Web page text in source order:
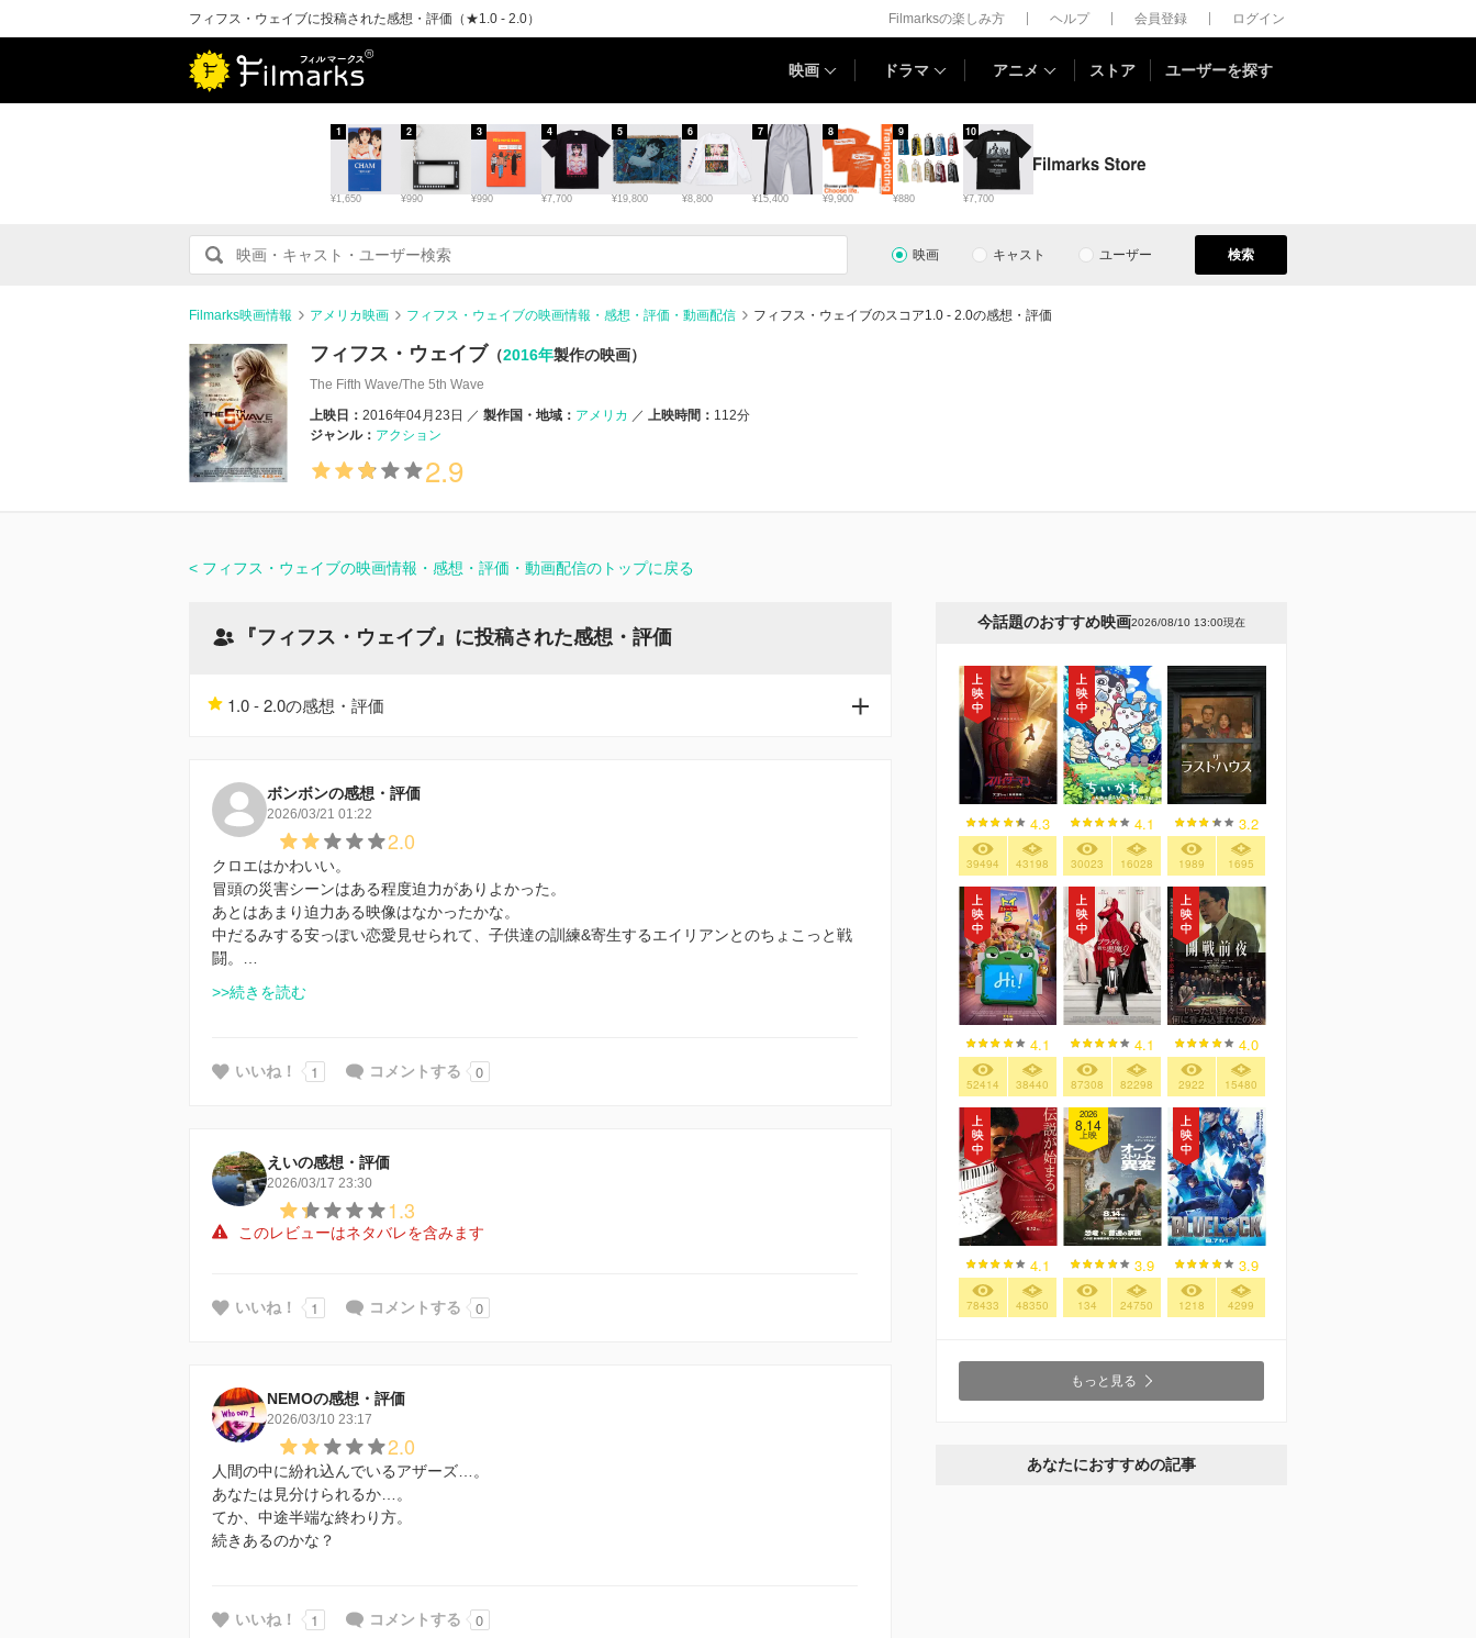
フィフス・ウェイブに投稿された感想・評価（★1.0 - 2.0） Filmarksの楽しみ方 ヘルプ 会員登録 ログイン
映画 ドラマ アニメ ストア ユーザーを探す
¥1,650
1
¥990
2
¥990
3
¥7,700
4
¥19,800
5
¥8,800
6
¥15,400
7
¥9,900
8
¥880
9
¥7,700
10
映画 キャスト ユーザー 検索
Filmarks映画情報 アメリカ映画 フィフス・ウェイブの映画情報・感想・評価・動画配信 フィフス・ウェイブのスコア1.0 - 2.0の感想・評価
フィフス・ウェイブ （2016年製作の映画）
The Fifth Wave/The 5th Wave
上映日： 2016年04月23日 製作国・地域： アメリカ 上映時間： 112分
ジャンル： アクション
2.9
フィフス・ウェイブの映画情報・感想・評価・動画配信のトップに戻る
『フィフス・ウェイブ』に投稿された感想・評価
1.0 - 2.0の感想・評価
ボンボンの感想・評価
2026/03/21 01:22
2.0
クロエはかわいい。
冒頭の災害シーンはある程度迫力がありよかった。
あとはあまり迫力ある映像はなかったかな。
中だるみする安っぽい恋愛見せられて、子供達の訓練&寄生するエイリアンとのちょこっと戦
闘。…
>>続きを読む
いいね！ 1 コメントする 0
えいの感想・評価
2026/03/17 23:30
1.3
このレビューはネタバレを含みます
いいね！ 1 コメントする 0
NEMOの感想・評価
2026/03/10 23:17
2.0
人間の中に紛れ込んでいるアザーズ…。
あなたは見分けられるか…。
てか、中途半端な終わり方。
続きあるのかな？
いいね！ 1 コメントする 0
今話題のおすすめ映画2026/08/10 13:00現在
4.3
39494 43198
4.1
30023 16028
3.2
1989 1695
4.1
52414 38440
4.1
87308 82298
4.0
2922 15480
4.1
78433 48350
2026
8.14
上映
3.9
134 24750
3.9
1218 4299
もっと見る
あなたにおすすめの記事